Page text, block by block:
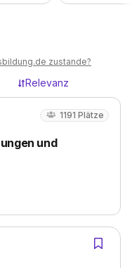
zustande?
Relevanz
1191 Plätze
und